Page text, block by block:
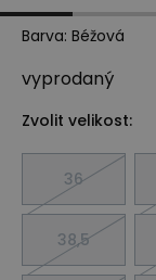
Barva: Béžová
vyprodaný
Zvolit velikost:
36
38,5